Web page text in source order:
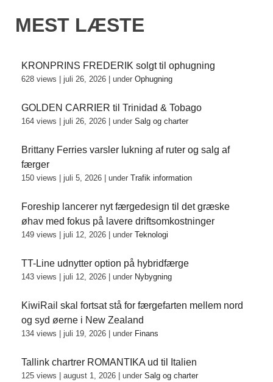
MEST LÆSTE
KRONPRINS FREDERIK solgt til ophugning
628 views juli 26, 2026 under Ophugning
GOLDEN CARRIER til Trinidad & Tobago
164 views juli 26, 2026 under Salg og charter
Brittany Ferries varsler lukning af ruter og salg af
færger
150 views juli 5, 2026 under Trafik information
Foreship lancerer nyt færgedesign til det græske
øhav med fokus på lavere driftsomkostninger
149 views juli 12, 2026 under Teknologi
TT-Line udnytter option på hybridfærge
143 views juli 12, 2026 under Nybygning
KiwiRail skal fortsat stå for færgefarten mellem nord
og syd øerne i New Zealand
134 views juli 19, 2026 under Finans
Tallink chartrer ROMANTIKA ud til Italien
125 views august 1, 2026 under Salg og charter